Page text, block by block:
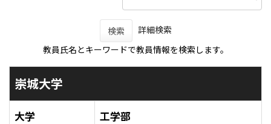
検索
詳細検索
教員氏名とキーワードで教員情報を検索します。
崇城大学
大学 工学部